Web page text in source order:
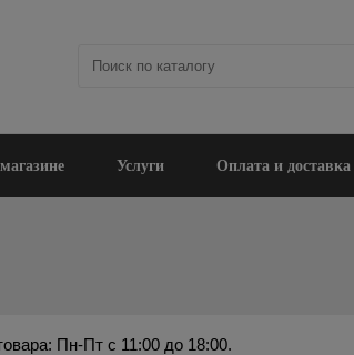
Услуги Оплата и доставка
Пн-Пт с 11:00 до 18:00.